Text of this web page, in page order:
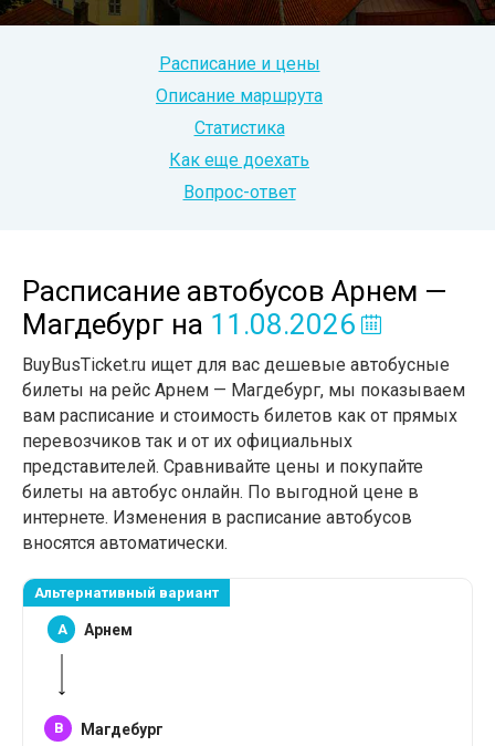
Расписание и цены
Описание маршрута
Статистика
Как еще доехать
Вопрос-ответ
Расписание автобусов Арнем —
Магдебург на 11.08.2026
BuyBusTicket.ru ищет для вас дешевые автобусные
билеты на рейс Арнем — Магдебург, мы показываем
вам расписание и стоимость билетов как от прямых
перевозчиков так и от их официальных
представителей. Сравнивайте цены и покупайте
билеты на автобус онлайн. По выгодной цене в
интернете. Изменения в расписание автобусов
вносятся автоматически.
Альтернативный вариант
A Арнем
B Магдебург